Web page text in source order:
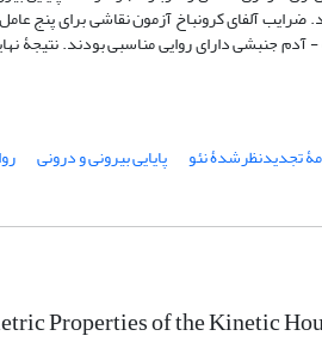
جنبشی دارای ‏‏روایی مناسبی بودند. نتیجۀ
تجدیدنظرشدۀ نئو پایایی بیرونی و درونی
Properties of the Kinetic